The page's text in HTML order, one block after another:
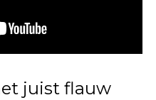
juist flauw